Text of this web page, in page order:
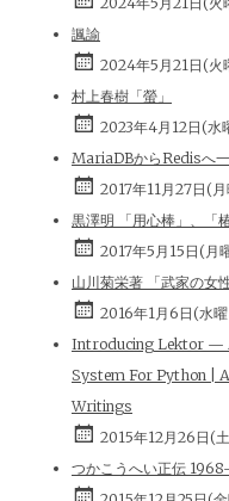
諷諭
2024年5月21日(火
村上春樹「螢」
2023年4月12日(水
MariaDBからRedisへ
2017年11月27日(
黒澤明 「用心棒」、「
2017年5月15日(月
山川菊栄著 「武家の女
2016年1月6日(水
Introducing Lektor —
System For Python |
Writings
2015年12月26日(
つかこうへい正伝